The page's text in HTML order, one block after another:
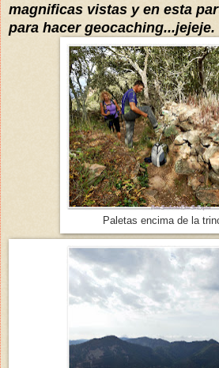
magnificas vistas y en esta
para hacer geocaching...jejeje.
Paletas encima de la